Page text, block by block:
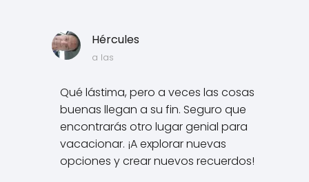
Hércules
a las
Qué lástima, pero a veces las cosas
buenas llegan a su fin. Seguro que
encontrarás otro lugar genial para
vacacionar. ¡A explorar nuevas
opciones y crear nuevos recuerdos!